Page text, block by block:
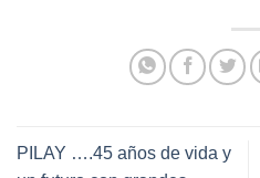
PILAY ….45 años de vida y